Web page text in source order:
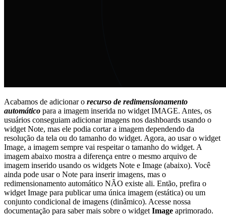
Acabamos de adicionar o recurso de redimensionamento
automático para a imagem inserida no widget IMAGE. Antes, os
usuários conseguiam adicionar imagens nos dashboards usando o
widget Note, mas ele podia cortar a imagem dependendo da
resolução da tela ou do tamanho do widget. Agora, ao usar o widget
Image, a imagem sempre vai respeitar o tamanho do widget. A
imagem abaixo mostra a diferença entre o mesmo arquivo de
imagem inserido usando os widgets Note e Image (abaixo). Você
ainda pode usar o Note para inserir imagens, mas o
redimensionamento automático NÃO existe ali. Então, prefira o
widget Image para publicar uma única imagem (estática) ou um
conjunto condicional de imagens (dinâmico). Acesse nossa
documentação para saber mais sobre o widget Image aprimorado.